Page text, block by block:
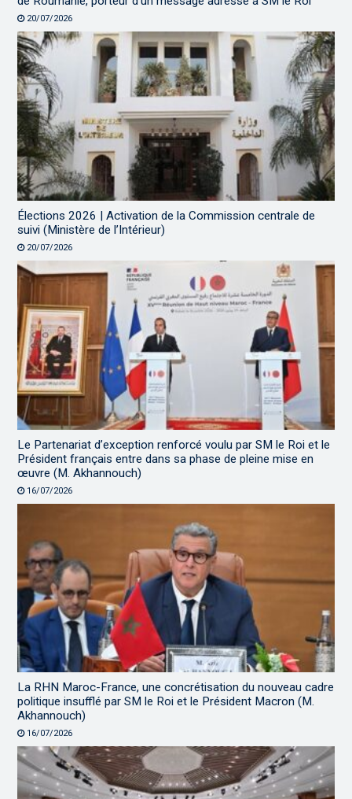
20/07/2026
Élections 2026 | Activation de la Commission centrale de
suivi (Ministère de l’Intérieur)
20/07/2026
Le Partenariat d’exception renforcé voulu par SM le Roi et le
Président français entre dans sa phase de pleine mise en
œuvre (M. Akhannouch)
16/07/2026
La RHN Maroc-France, une concrétisation du nouveau cadre
politique insufflé par SM le Roi et le Président Macron (M.
Akhannouch)
16/07/2026